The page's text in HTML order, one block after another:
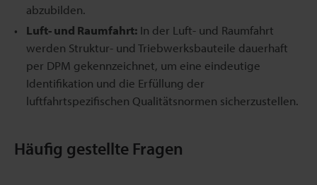
abzubilden.
Luft- und Raumfahrt: In der Luft- und Raumfahrt
werden Struktur- und Triebwerksbauteile dauerhaft
per DPM gekennzeichnet, um eine eindeutige
Identifikation und die Erfüllung der
luftfahrtspezifischen Qualitätsnormen sicherzustellen.
Häufig gestellte Fragen